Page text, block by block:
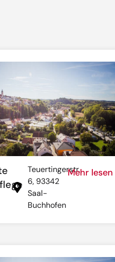
Teuertingerstr.
6, 93342
Saal-
Buchhofen
Mehr lesen